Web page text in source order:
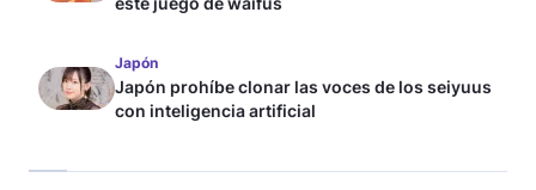
Japón
Japón prohíbe clonar las voces de los seiyuus
con inteligencia artificial